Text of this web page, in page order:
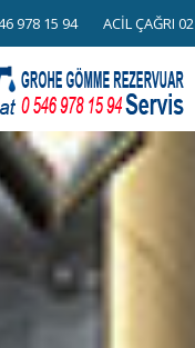
978 15 94 ACİL ÇAĞRI